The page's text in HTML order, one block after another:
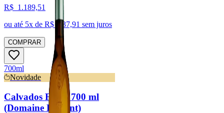
R$ 1.189,51
ou até 5x de R$ 237,91 sem juros
COMPRAR
700ml
Novidade
Calvados Fine - 700 ml
(Domaine Dupont)